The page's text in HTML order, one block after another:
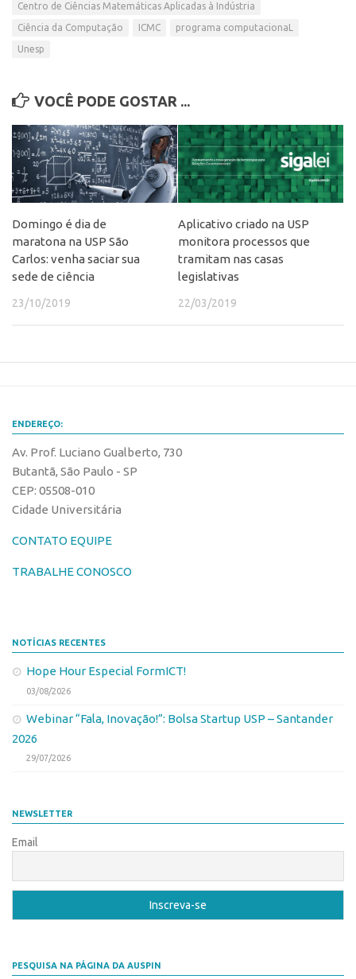
PRPI/USP
Bússola da Inovação
Agenda AUSPIN
SGE
Fala Inovação (Webinar)
Centro de Ciências Matemáticas Aplicadas à Indústria
Ciência da Computação ICMC programa computacionaL
Unesp
VOCÊ PODE GOSTAR ...
Domingo é dia de
maratona na USP São
Carlos: venha saciar sua
sede de ciência
23/10/2019
Aplicativo criado na USP
monitora processos que
tramitam nas casas
legislativas
22/03/2019
ENDEREÇO:
Av. Prof. Luciano Gualberto, 730
Butantã, São Paulo - SP
CEP: 05508-010
Cidade Universitária
CONTATO EQUIPE
TRABALHE CONOSCO
NOTÍCIAS RECENTES
Hope Hour Especial FormICT!
03/08/2026
Webinar “Fala, Inovação!”: Bolsa Startup USP – Santander
2026
29/07/2026
NEWSLETTER
Email
PESQUISA NA PÁGINA DA AUSPIN